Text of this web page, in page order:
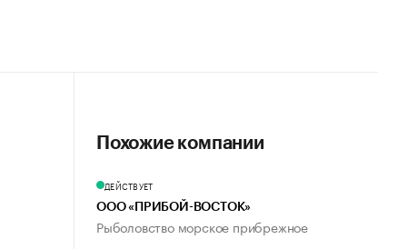
Похожие компании
ДЕЙСТВУЕТ
ООО «ПРИБОЙ-ВОСТОК»
Рыболовство морское прибрежное